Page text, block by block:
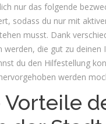
nur das folgende
sodass du nur mit
musst. Dank
die gut zu
du den Hilfestellung
werden
Vorteile